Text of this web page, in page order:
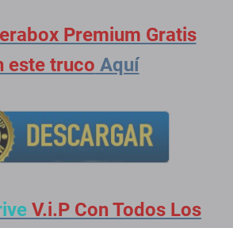
Premium Gratis
este truco Aquí
V.i.P Con Todos Los